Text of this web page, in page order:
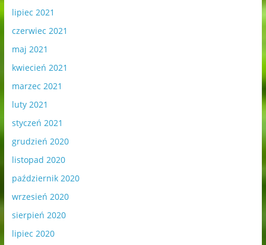
lipiec 2021
czerwiec 2021
maj 2021
kwiecień 2021
marzec 2021
luty 2021
styczeń 2021
grudzień 2020
listopad 2020
październik 2020
wrzesień 2020
sierpień 2020
lipiec 2020